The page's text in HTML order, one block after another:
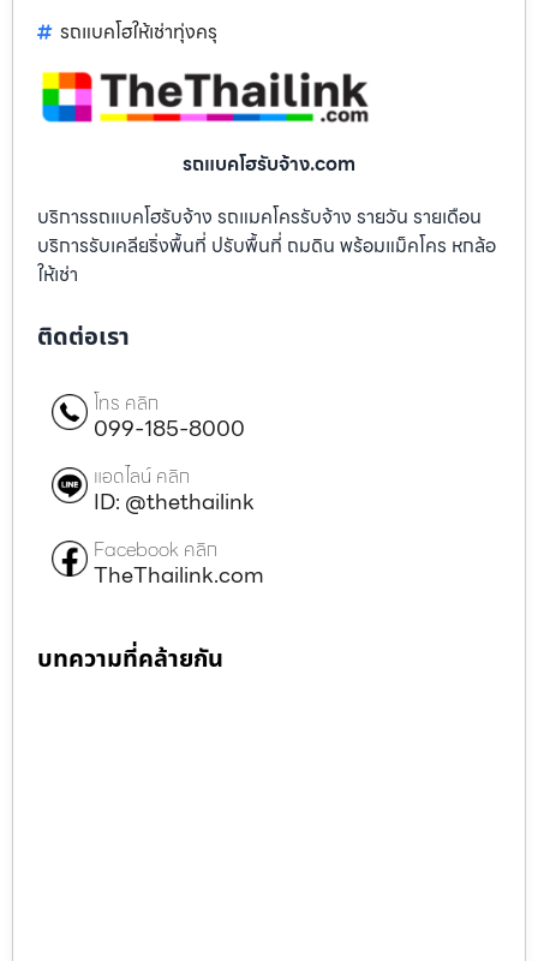
รถแบคโฮให้เช่าทุ่งครุ
รถแบคโฮรับจ้าง.com
บริการรถแบคโฮรับจ้าง รถแมคโครรับจ้าง รายวัน รายเดือน
บริการรับเคลียริ่งพื้นที่ ปรับพื้นที่ ถมดิน พร้อมแม็คโคร หกล้อ
ให้เช่า
ติดต่อเรา
โทร คลิก
099-185-8000
แอดไลน์ คลิก
ID: @thethailink
Facebook คลิก
TheThailink.com
บทความที่คล้ายกัน